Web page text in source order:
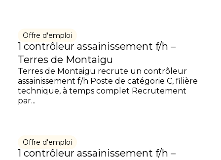
Offre d'emploi
1 contrôleur assainissement f/h –
Terres de Montaigu
Terres de Montaigu recrute un contrôleur
assainissement f/h Poste de catégorie C, filière
technique, à temps complet Recrutement
par...
Offre d'emploi
1 contrôleur assainissement f/h –